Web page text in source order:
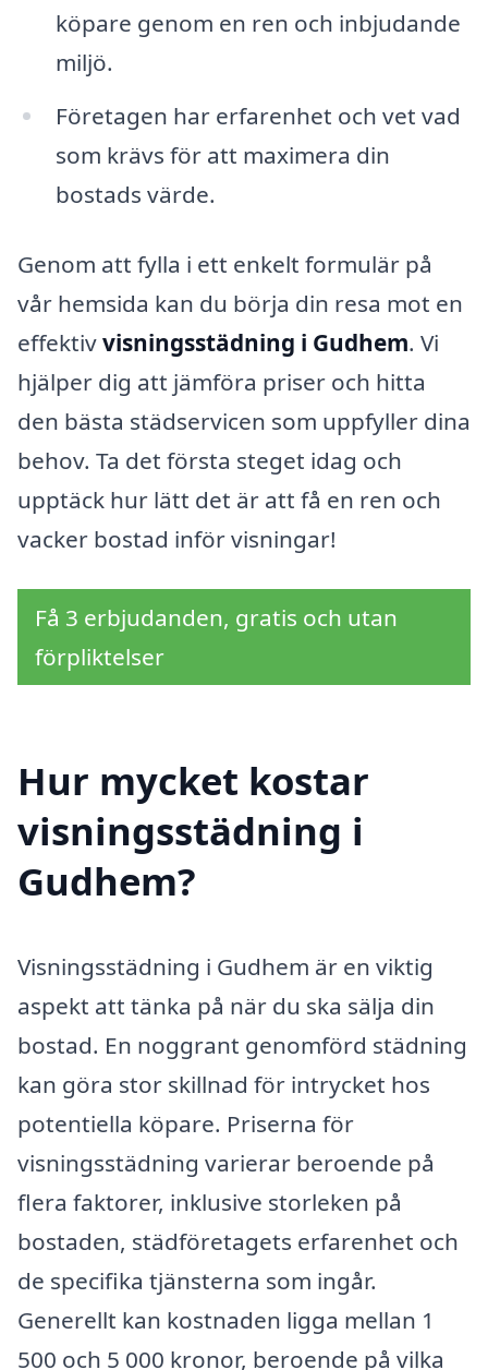
köpare genom en ren och inbjudande
miljö.
Företagen har erfarenhet och vet vad
som krävs för att maximera din
bostads värde.
Genom att fylla i ett enkelt formulär på
vår hemsida kan du börja din resa mot en
effektivvisningsstädning i Gudhem. Vi
hjälper dig att jämföra priser och hitta
den bästa städservicen som uppfyller dina
behov. Ta det första steget idag och
upptäck hur lätt det är att få en ren och
vacker bostad inför visningar!
Få 3 erbjudanden, gratis och utan
förpliktelser
Hur mycket kostar
visningsstädning i
Gudhem?
Visningsstädning i Gudhem är en viktig
aspekt att tänka på när du ska sälja din
bostad. En noggrant genomförd städning
kan göra stor skillnad för intrycket hos
potentiella köpare. Priserna för
visningsstädning varierar beroende på
flera faktorer, inklusive storleken på
bostaden, städföretagets erfarenhet och
de specifika tjänsterna som ingår.
Generellt kan kostnaden ligga mellan 1
500 och 5 000 kronor, beroende på vilka